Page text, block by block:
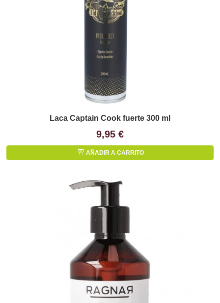
Laca Captain Cook fuerte 300 ml
9,95 €
AÑADIR A CARRITO